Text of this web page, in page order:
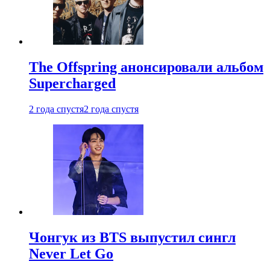
The Offspring анонсировали альбом
Supercharged
2 года спустя2 года спустя
Чонгук из BTS выпустил сингл
Never Let Go